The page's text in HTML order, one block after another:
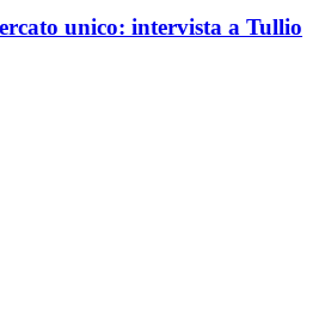
unico: intervista a Tullio